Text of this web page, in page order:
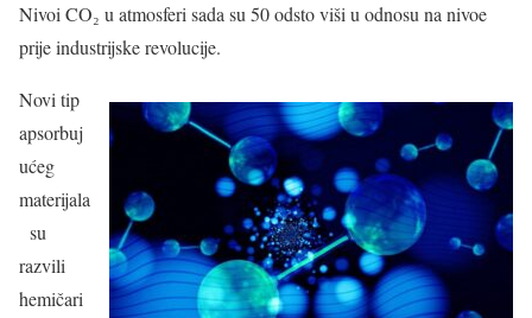
Nivoi CO₂ u atmosferi sada su 50 odsto viši u odnosu na nivoe
prije industrijske revolucije.
Novi tip
apsorbuj
ućeg
materijala
su
razvili
hemičari